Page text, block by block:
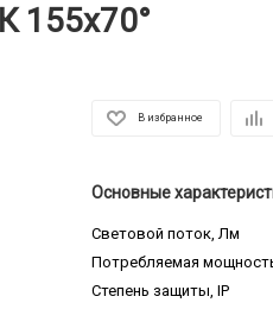
155х70°
В избранное
Основные
Световой поток, Лм
Потребляемая
Степень защиты, IP